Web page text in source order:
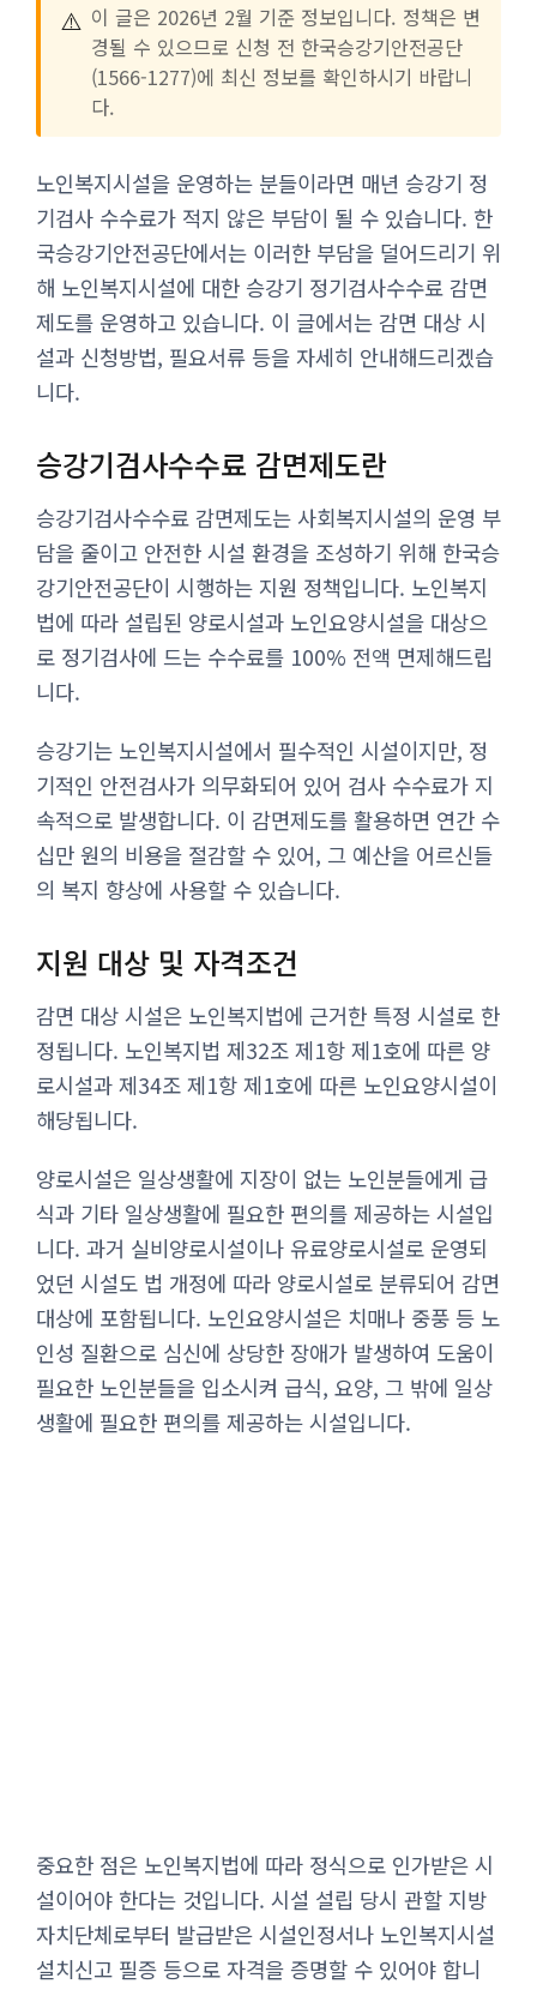
⚠️ 이 글은 2026년 2월 기준 정보입니다. 정책은 변
경될 수 있으므로 신청 전 한국승강기안전공단
(1566-1277)에 최신 정보를 확인하시기 바랍니
다.
노인복지시설을 운영하는 분들이라면 매년 승강기 정
기검사 수수료가 적지 않은 부담이 될 수 있습니다. 한
국승강기안전공단에서는 이러한 부담을 덜어드리기 위
해 노인복지시설에 대한 승강기 정기검사수수료 감면
제도를 운영하고 있습니다. 이 글에서는 감면 대상 시
설과 신청방법, 필요서류 등을 자세히 안내해드리겠습
니다.
승강기검사수수료 감면제도란
승강기검사수수료 감면제도는 사회복지시설의 운영 부
담을 줄이고 안전한 시설 환경을 조성하기 위해 한국승
강기안전공단이 시행하는 지원 정책입니다. 노인복지
법에 따라 설립된 양로시설과 노인요양시설을 대상으
로 정기검사에 드는 수수료를 100% 전액 면제해드립
니다.
승강기는 노인복지시설에서 필수적인 시설이지만, 정
기적인 안전검사가 의무화되어 있어 검사 수수료가 지
속적으로 발생합니다. 이 감면제도를 활용하면 연간 수
십만 원의 비용을 절감할 수 있어, 그 예산을 어르신들
의 복지 향상에 사용할 수 있습니다.
지원 대상 및 자격조건
감면 대상 시설은 노인복지법에 근거한 특정 시설로 한
정됩니다. 노인복지법 제32조 제1항 제1호에 따른 양
로시설과 제34조 제1항 제1호에 따른 노인요양시설이
해당됩니다.
양로시설은 일상생활에 지장이 없는 노인분들에게 급
식과 기타 일상생활에 필요한 편의를 제공하는 시설입
니다. 과거 실비양로시설이나 유료양로시설로 운영되
었던 시설도 법 개정에 따라 양로시설로 분류되어 감면
대상에 포함됩니다. 노인요양시설은 치매나 중풍 등 노
인성 질환으로 심신에 상당한 장애가 발생하여 도움이
필요한 노인분들을 입소시켜 급식, 요양, 그 밖에 일상
생활에 필요한 편의를 제공하는 시설입니다.
중요한 점은 노인복지법에 따라 정식으로 인가받은 시
설이어야 한다는 것입니다. 시설 설립 당시 관할 지방
자치단체로부터 발급받은 시설인정서나 노인복지시설
설치신고 필증 등으로 자격을 증명할 수 있어야 합니